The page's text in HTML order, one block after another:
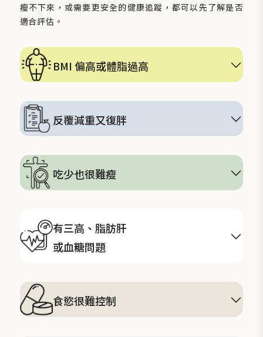
瘦不下來，或需要更安全的健康追蹤，都可以先了解是否
適合評估。
BMI 偏高或體脂過高
反覆減重又復胖
吃少也很難瘦
有三高、脂肪肝
或血糖問題
食慾很難控制